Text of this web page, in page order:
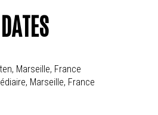
DATES
Marseille, France
Marseille, France